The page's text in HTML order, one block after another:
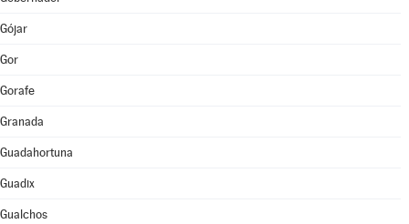
Gójar
Gor
Gorafe
Granada
Guadahortuna
Guadix
Gualchos